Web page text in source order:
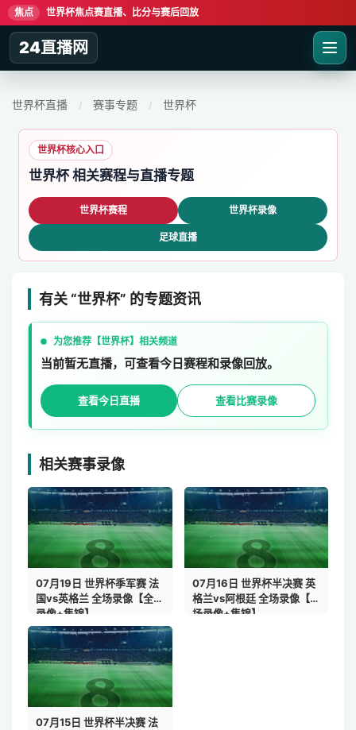
焦点 世界杯焦点赛直播、比分与赛后回放
24直播网
世界杯直播 / 赛事专题 / 世界杯
世界杯核心入口
世界杯 相关赛程与直播专题
世界杯赛程 世界杯录像
足球直播
有关 “世界杯” 的专题资讯
为您推荐【世界杯】相关频道
当前暂无直播，可查看今日赛程和录像回放。
查看今日直播 查看比赛录像
相关赛事录像
07月19日 世界杯季军赛 法
国vs英格兰 全场录像【全场
录像+集锦】
07月16日 世界杯半决赛 英
格兰vs阿根廷 全场录像【全
场录像+集锦】
07月15日 世界杯半决赛 法